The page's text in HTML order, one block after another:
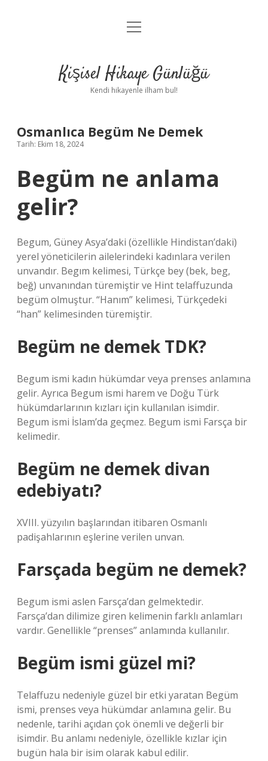
Anasayfa
Yasal Uyarı
menüyü
Kişisel Hikaye Günlüğü
Kendi hikayenle ilham bul!
Osmanlıca Begüm Ne Demek
Tarih: Ekim 18, 2024
Begüm ne anlama
gelir?
Begum, Güney Asya’daki (özellikle Hindistan’daki)
yerel yöneticilerin ailelerindeki kadınlara verilen
unvandır. Begım kelimesi, Türkçe bey (bek, beg,
beğ) unvanından türemiştir ve Hint telaffuzunda
begüm olmuştur. “Hanım” kelimesi, Türkçedeki
“han” kelimesinden türemiştir.
Begüm ne demek TDK?
Begum ismi kadın hükümdar veya prenses anlamına
gelir. Ayrıca Begum ismi harem ve Doğu Türk
hükümdarlarının kızları için kullanılan isimdir.
Begum ismi İslam’da geçmez. Begum ismi Farsça bir
kelimedir.
Begüm ne demek divan
edebiyatı?
XVIII. yüzyılın başlarından itibaren Osmanlı
padişahlarının eşlerine verilen unvan.
Farsçada begüm ne demek?
Begum ismi aslen Farsça’dan gelmektedir.
Farsça’dan dilimize giren kelimenin farklı anlamları
vardır. Genellikle “prenses” anlamında kullanılır.
Begüm ismi güzel mi?
Telaffuzu nedeniyle güzel bir etki yaratan Begüm
ismi, prenses veya hükümdar anlamına gelir. Bu
nedenle, tarihi açıdan çok önemli ve değerli bir
isimdir. Bu anlamı nedeniyle, özellikle kızlar için
bugün hala bir isim olarak kabul edilir.